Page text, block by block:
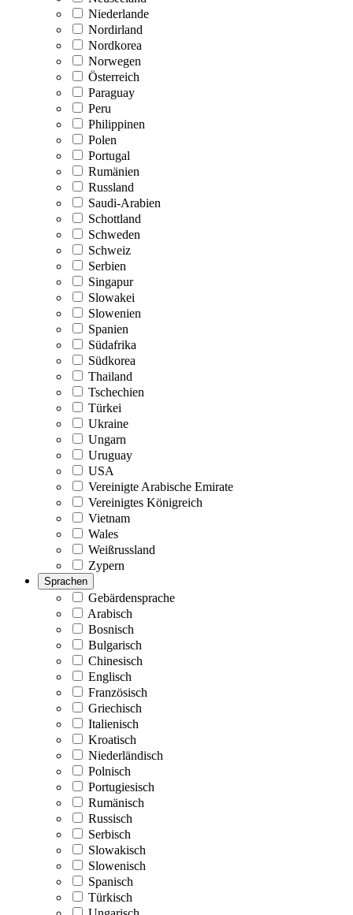
Niederlande
Nordirland
Nordkorea
Norwegen
Österreich
Paraguay
Peru
Philippinen
Polen
Portugal
Rumänien
Russland
Saudi-Arabien
Schottland
Schweden
Schweiz
Serbien
Singapur
Slowakei
Slowenien
Spanien
Südafrika
Südkorea
Thailand
Tschechien
Türkei
Ukraine
Ungarn
Uruguay
USA
Vereinigte Arabische Emirate
Vereinigtes Königreich
Vietnam
Wales
Weißrussland
Zypern
Sprachen
Gebärdensprache
Arabisch
Bosnisch
Bulgarisch
Chinesisch
Englisch
Französisch
Griechisch
Italienisch
Kroatisch
Niederländisch
Polnisch
Portugiesisch
Rumänisch
Russisch
Serbisch
Slowakisch
Slowenisch
Spanisch
Türkisch